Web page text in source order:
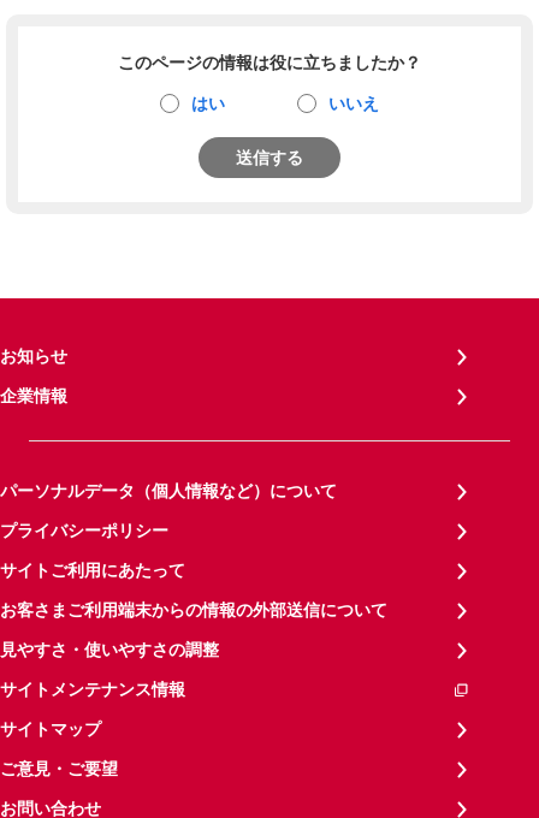
このページの情報は役に立ちましたか？
はい いいえ
送信する
お知らせ
企業情報
パーソナルデータ（個人情報など）について
プライバシーポリシー
サイトご利用にあたって
お客さまご利用端末からの情報の外部送信について
見やすさ・使いやすさの調整
サイトメンテナンス情報
サイトマップ
ご意見・ご要望
お問い合わせ